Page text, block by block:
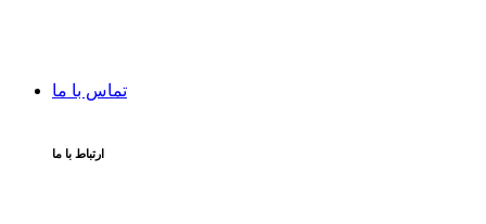
تماس با ما
ارتباط با ما